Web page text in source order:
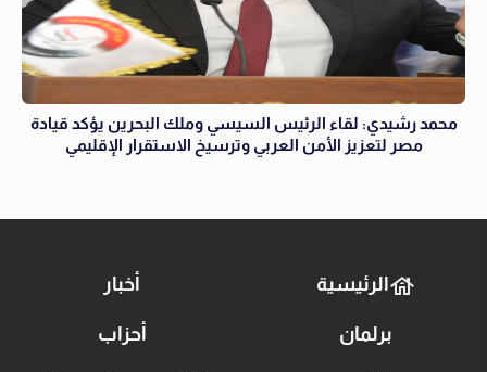
محمد رشيدي: لقاء الرئيس السيسي وملك البحرين يؤكد قيادة
مصر لتعزيز الأمن العربي وترسيخ الاستقرار الإقليمي
الرئيسية أخبار
برلمان أحزاب